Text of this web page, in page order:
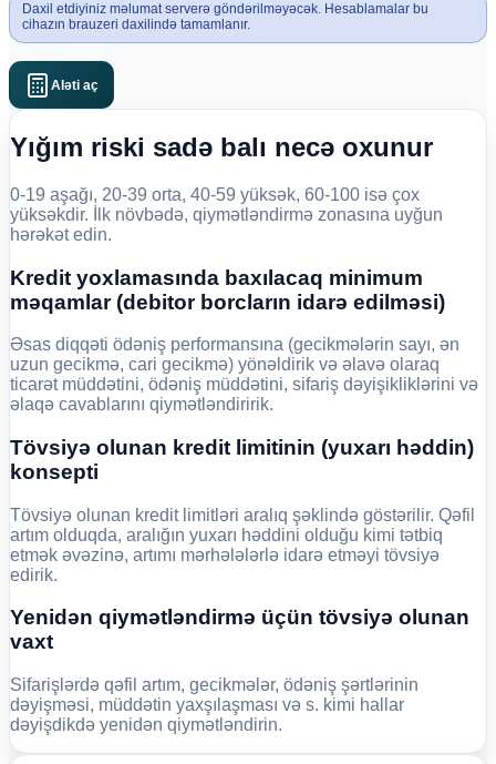
Daxil etdiyiniz məlumat serverə göndərilməyəcək. Hesablamalar bu
cihazın brauzeri daxilində tamamlanır.
Aləti aç
Yığım riski sadə balı necə oxunur
0-19 aşağı, 20-39 orta, 40-59 yüksək, 60-100 isə çox
yüksəkdir. İlk növbədə, qiymətləndirmə zonasına uyğun
hərəkət edin.
Kredit yoxlamasında baxılacaq minimum
məqamlar (debitor borcların idarə edilməsi)
Əsas diqqəti ödəniş performansına (gecikmələrin sayı, ən
uzun gecikmə, cari gecikmə) yönəldirik və əlavə olaraq
ticarət müddətini, ödəniş müddətini, sifariş dəyişikliklərini və
əlaqə cavablarını qiymətləndiririk.
Tövsiyə olunan kredit limitinin (yuxarı həddin)
konsepti
Tövsiyə olunan kredit limitləri aralıq şəklində göstərilir. Qəfil
artım olduqda, aralığın yuxarı həddini olduğu kimi tətbiq
etmək əvəzinə, artımı mərhələlərlə idarə etməyi tövsiyə
edirik.
Yenidən qiymətləndirmə üçün tövsiyə olunan
vaxt
Sifarişlərdə qəfil artım, gecikmələr, ödəniş şərtlərinin
dəyişməsi, müddətin yaxşılaşması və s. kimi hallar
dəyişdikdə yenidən qiymətləndirin.